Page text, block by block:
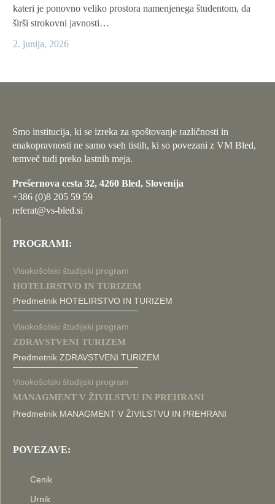
kateri je ponovno veliko prostora namenjenega študentom, da
širši strokovni javnosti…
2. junija, 2026
Smo institucija, ki se izreka za spoštovanje različnosti in
enakopravnosti ne samo vseh tistih, ki so povezani z VM Bled,
temveč tudi preko lastnih meja.
Prešernova cesta 32, 4260 Bled, Slovenija
+386 (0)8 205 59 59
referat@vs-bled.si
PROGRAMI:
Visokošolski študijski program
HOTELIRSTVO IN TURIZEM
Predmetnik HOTELIRSTVO IN TURIZEM
Visokošolski študijski program
ZDRAVSTVENI TURIZEM
Predmetnik ZDRAVSTVENI TURIZEM
Visokošolski študijski program
MANAGMENT V ŽIVILSTVU IN PREHRANI
Predmetnik MANAGMENT V ŽIVILSTVU IN PREHRANI
POVEZAVE:
Cenik
Urnik